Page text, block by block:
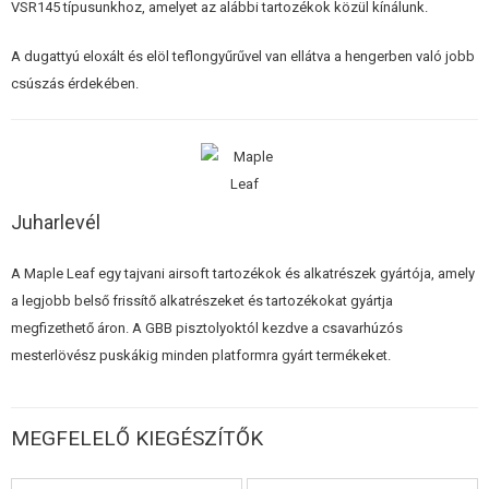
ÉPÍTŐKÉSZLETEK, MODELLEK
REKLÁM TÁRGYAK
KEDVEZMÉNYEK
ELÉRHETŐSÉG
VSR145 típusunkhoz, amelyet az alábbi tartozékok közül kínálunk.
A dugattyú eloxált és elöl teflongyűrűvel van ellátva a hengerben való jobb
csúszás érdekében.
Juharlevél
A Maple Leaf egy tajvani airsoft tartozékok és alkatrészek gyártója, amely
a legjobb belső frissítő alkatrészeket és tartozékokat gyártja
megfizethető áron. A GBB pisztolyoktól kezdve a csavarhúzós
mesterlövész puskákig minden platformra gyárt termékeket.
MEGFELELŐ KIEGÉSZÍTŐK